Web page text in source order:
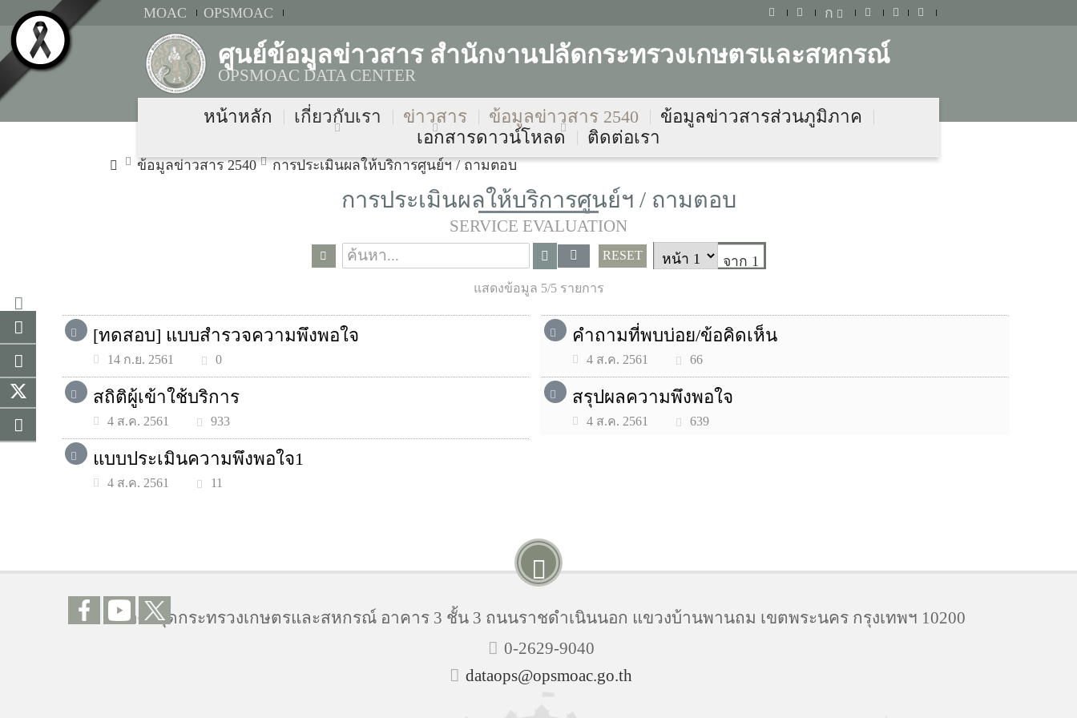
MOAC OPSMOAC ก
ศูนย์ข้อมูลข่าวสาร สำนักงานปลัดกระทรวงเกษตรและสหกรณ์
OPSMOAC DATA CENTER
หน้าหลัก เกี่ยวกับเรา ข่าวสาร ข้อมูลข่าวสาร 2540
ข้อมูลข่าวสารส่วนภูมิภาค
เอกสารดาวน์โหลด
ติดต่อเรา
ข้อมูลข่าวสาร 2540 การประเมินผลให้บริการศูนย์ฯ / ถามตอบ
การประเมินผลให้บริการศูนย์ฯ / ถามตอบ
SERVICE EVALUATION
RESET จาก 1
แสดงข้อมูล 5/5 รายการ
[ทดสอบ] แบบสำรวจความพึงพอใจ
14 ก.ย. 2561 0
คำถามที่พบบ่อย/ข้อคิดเห็น
4 ส.ค. 2561 66
สถิติผู้เข้าใช้บริการ
4 ส.ค. 2561 933
สรุปผลความพึงพอใจ
4 ส.ค. 2561 639
แบบประเมินความพึงพอใจ1
4 ส.ค. 2561 11
ห้องสมุดกระทรวงเกษตรและสหกรณ์ อาคาร 3 ชั้น 3 ถนนราชดำเนินนอก แขวงบ้านพานถม เขตพระนคร กรุงเทพฯ 10200
0-2629-9040
dataops@opsmoac.go.th